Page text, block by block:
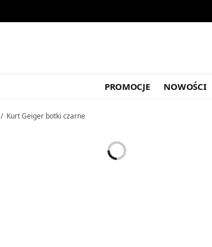
PROMOCJE NOWOŚCI
/ Kurt Geiger botki czarne